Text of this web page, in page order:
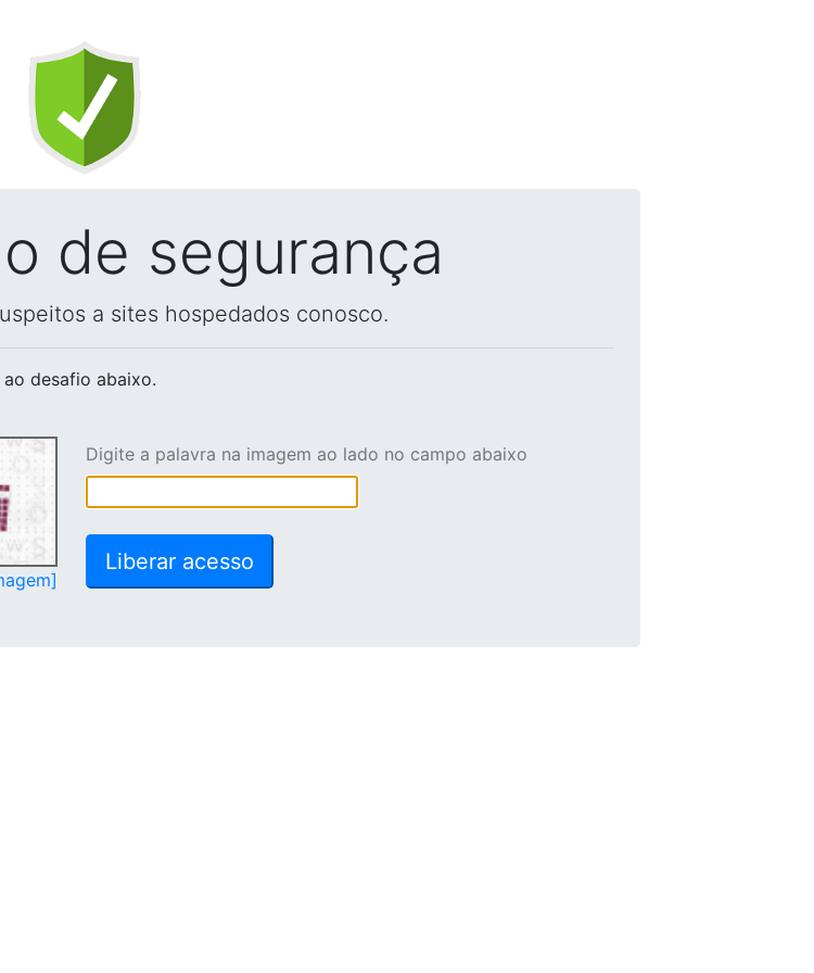
de segurança
a sites hospedados conosco.
desafio abaixo.
Digite a palavra na imagem ao lado no campo abaixo